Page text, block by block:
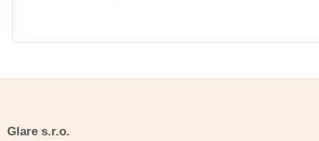
Glare s.r.o.